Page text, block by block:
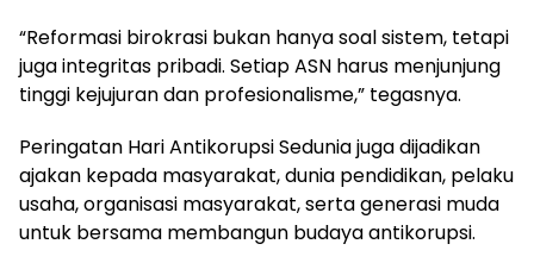
“Reformasi birokrasi bukan hanya soal sistem, tetapi
juga integritas pribadi. Setiap ASN harus menjunjung
tinggi kejujuran dan profesionalisme,” tegasnya.
Peringatan Hari Antikorupsi Sedunia juga dijadikan
ajakan kepada masyarakat, dunia pendidikan, pelaku
usaha, organisasi masyarakat, serta generasi muda
untuk bersama membangun budaya antikorupsi.